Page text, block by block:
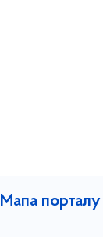
Мапа порталу